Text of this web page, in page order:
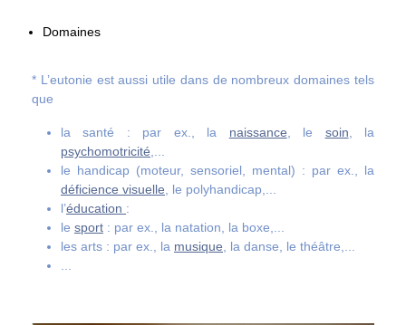
Domaines
* L’eutonie est aussi utile dans de nombreux domaines tels
que
la santé : par ex., la naissance , le soin , la
psychomotricité
le handicap (moteur, sensoriel, mental) : par ex., la
déficience visuelle , le polyhandicap,...
l’éducation :
le sport : par ex., la natation, la boxe,...
les arts : par ex., la musique , la danse, le théâtre,...